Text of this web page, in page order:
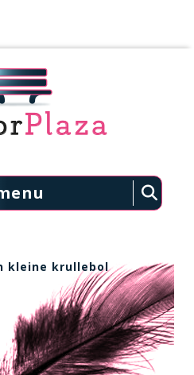
kleine krullebol